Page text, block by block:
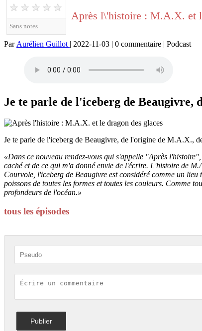
★ ★ ★ ★ ★
Sans notes
Après l\'histoire : M.A.X. et
Par Aurélien Guillot | 2022-11-03 | 0 commentaire | Podcast
Je te parle de l'iceberg de Beaugivre,
Je te parle de l'iceberg de Beaugivre, de l'origine de M.A.X.,
«Dans ce nouveau rendez-vous qui s'appelle "Après
caché et de ce qui m'a donné envie de l'écrire. L'histoire de
Courvole, l'iceberg de Beaugivre est considéré comme un
poissons de toutes les formes et toutes les couleurs. Comme
profondeurs de l'océan.»
tous les épisodes